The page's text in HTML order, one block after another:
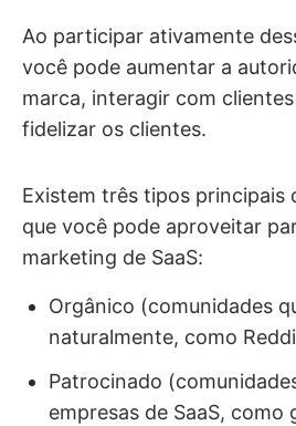
Ao participar ativamente
você pode aumentar a
marca, interagir com
fidelizar os clientes.
Existem três tipos principais
que você pode aproveitar
marketing de SaaS:
Orgânico (comunidades
naturalmente, como
Patrocinado
empresas de SaaS, como